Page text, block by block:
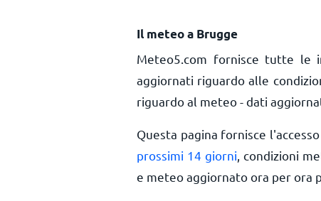
Il meteo a Brugge
Meteo5.com fornisce tutte le
aggiornati riguardo alle
riguardo al meteo - dati
Questa pagina fornisce
prossimi 14 giorni , condizioni
e meteo aggiornato ora per ora